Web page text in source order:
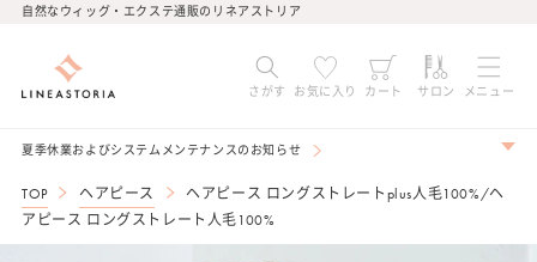
ンツに
自然なウィッグ・エクステ通販のリネアストリア
さがす お気に入り カート サロン メニュー
夏季休業およびシステムメンテナンスのお知らせ
TOP ヘアピース
ヘアピース ロングストレートplus人毛100%/ヘ
アピース ロングストレート人毛100%